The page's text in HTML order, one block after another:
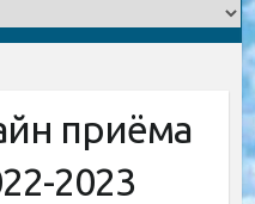
приёма
2023